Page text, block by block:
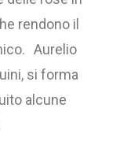
rendono il
Aurelio
si forma
alcune